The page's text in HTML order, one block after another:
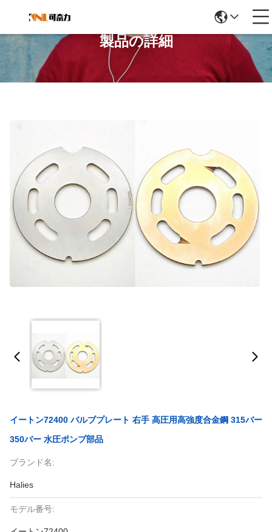
製品の詳細
イートン72400 バルブプレート 右手 高圧用高強度合金鋼 315バー
350バー 水圧ポンプ部品
ブランド名:
Halies
モデル番号: